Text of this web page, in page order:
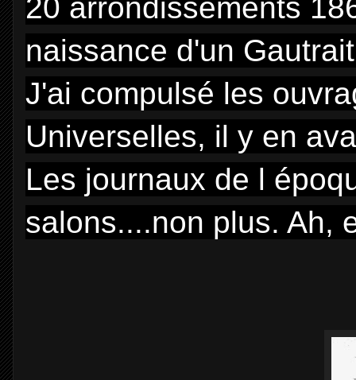
20 arrondissements
naissance d'un
J'ai compulsé les
Universelles, il y en
Les journaux de l
salons....non plus. Ah,